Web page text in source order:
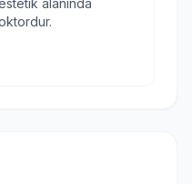
alanında